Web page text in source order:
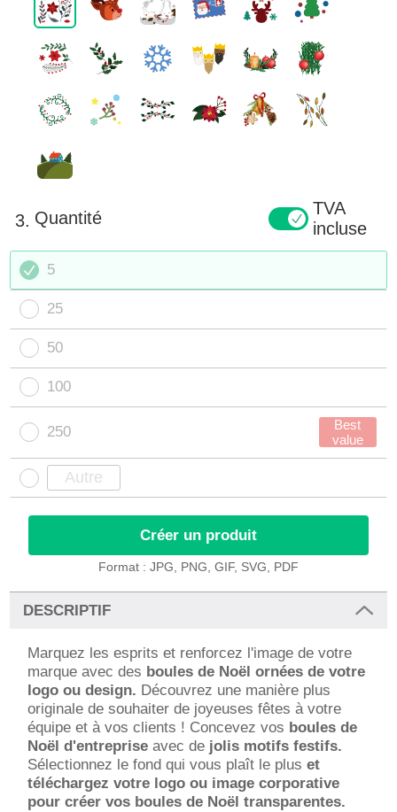
3. Quantité
TVA
incluse
5
25
50
100
250
Best
value
Créer un produit
Format : JPG, PNG, GIF, SVG, PDF
DESCRIPTIF
Marquez les esprits et renforcez l'image de votre
marque avec des boules de Noël ornées de votre
logo ou design. Découvrez une manière plus
originale de souhaiter de joyeuses fêtes à votre
équipe et à vos clients ! Concevez vos boules de
Noël d'entreprise avec de jolis motifs festifs.
Sélectionnez le fond qui vous plaît le pluset
téléchargez votre logo ou image corporative
pour créer vos boules de Noël transparentes.